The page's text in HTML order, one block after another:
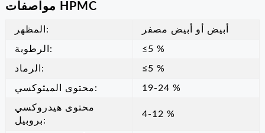
مواصفات HPMC
المظهر:
الرطوبة: ≤5 %
الرماد: ≤5 %
محتوى الميثوكسي: 19-24 %
محتوى هيدروكسي
بروبيل:
4-12 %